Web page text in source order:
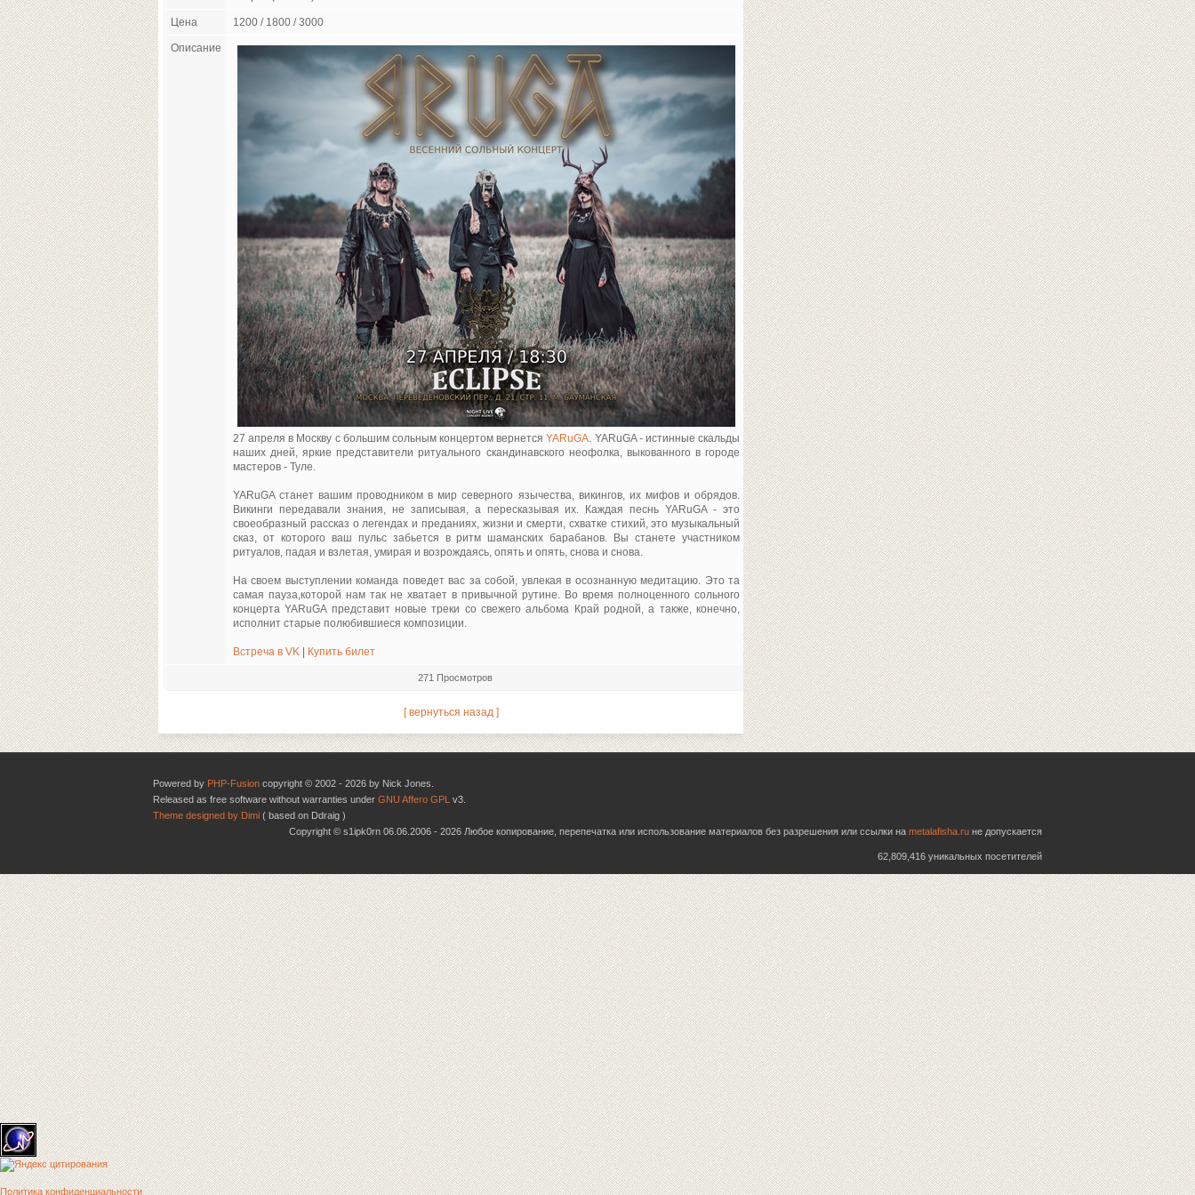
Цена 1200 / 1800 / 3000
Описание
27 апреля в Москву с большим сольным концертом вернетсяYARuGA . YARuGA - истинные скальды
наших дней, яркие представители ритуального скандинавского неофолка, выкованного в городе
мастеров - Туле.
YARuGA станет вашим проводником в мир северного язычества, викингов, их мифов и обрядов.
Викинги передавали знания, не записывая, а пересказывая их. Каждая песнь YARuGA - это
своеобразный рассказ о легендах и преданиях, жизни и смерти, схватке стихий, это музыкальный
сказ, от которого ваш пульс забьется в ритм шаманских барабанов. Вы станете участником
ритуалов, падая и взлетая, умирая и возрождаясь, опять и опять, снова и снова.
На своем выступлении команда поведет вас за собой, увлекая в осознанную медитацию. Это та
самая пауза,которой нам так не хватает в привычной рутине. Во время полноценного сольного
концерта YARuGA представит новые треки со свежего альбома Край родной, а также, конечно,
исполнит старые полюбившиеся композиции.
Встреча в VK Купить билет
271 Просмотров
[ вернуться назад ]
Powered by PHP-Fusion copyright © 2002 - 2026 by Nick Jones.
Released as free software without warranties under GNU Affero GPL v3.
Theme designed by Dimi ( based on Ddraig )
Copyright © s1ipk0rn 06.06.2006 - 2026 Любое копирование, перепечатка или использование материалов без разрешения или ссылки на metalafisha.ru не допускается
62,809,416 уникальных посетителей
Политика конфиденциальности